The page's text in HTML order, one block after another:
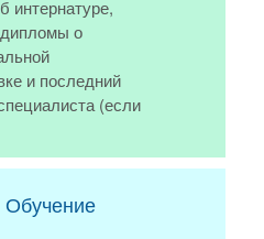
интернатуре,
о
и последний
(если
Обучение